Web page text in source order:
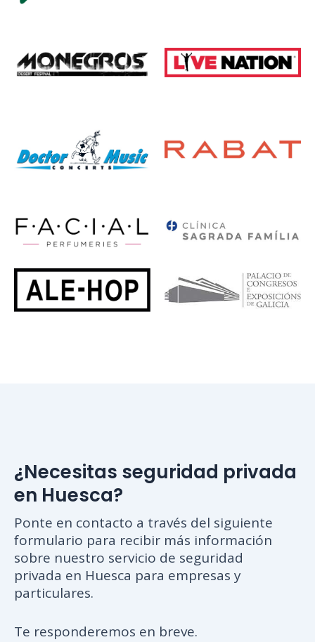
¿Necesitas seguridad privada
en Huesca?
Ponte en contacto a través del siguiente
formulario para recibir más información
sobre nuestro servicio de seguridad
privada en Huesca para empresas y
particulares.
Te responderemos en breve.